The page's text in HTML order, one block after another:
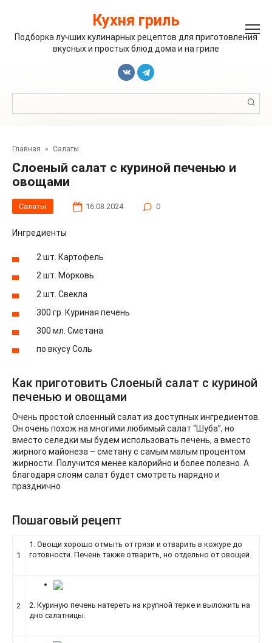
Кухня гриль
Подборка лучших кулинарных рецептов для приготовления
вкусных и простых блюд дома и на гриле
Главная » Салаты
Слоеный салат с куриной печенью и
овощами
Салаты 16.08.2024 0
Ингредиенты
2 шт. Картофель
2 шт. Морковь
2 шт. Свекла
300 гр. Куриная печень
300 мл. Сметана
по вкусу Соль
Как приготовить Слоеный салат с куриной
печенью и овощами
Очень простой слоенный салат из доступных ингредиентов.
Он очень похож на многими любимый салат “Шуба”, но
вместо селедки мы будем использовать печень, а вместо
жирного майонеза – сметану с самым малым процентом
жирности. Получится менее калорийно и более полезно. А
благодаря слоям салат будет смотреть нарядно и
празднично
Пошаговый рецепт
1
1. Овощи хорошо отмыть от грязи и отварить в кожуре до
готовности. Печень также отварить, но отдельно от овощей.
2
2. Куриную печень натереть на крупной терке и выложить на
дно салатницы.